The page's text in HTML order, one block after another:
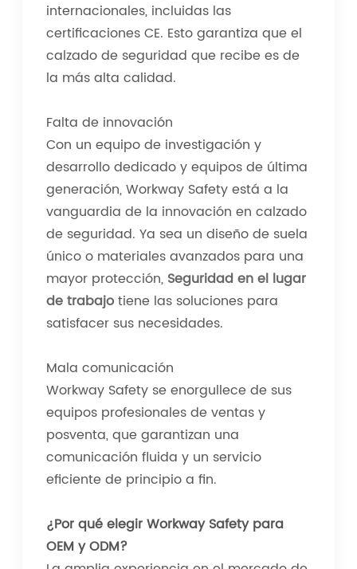
internacionales, incluidas las
certificaciones CE. Esto garantiza que el
calzado de seguridad que recibe es de
la más alta calidad.
Falta de innovación
Con un equipo de investigación y
desarrollo dedicado y equipos de última
generación, Workway Safety está a la
vanguardia de la innovación en calzado
de seguridad. Ya sea un diseño de suela
único o materiales avanzados para una
mayor protección, Seguridad en el lugar
de trabajotiene las soluciones para
satisfacer sus necesidades.
Mala comunicación
Workway Safety se enorgullece de sus
equipos profesionales de ventas y
posventa, que garantizan una
comunicación fluida y un servicio
eficiente de principio a fin.
¿Por qué elegir Workway Safety para
OEM y ODM?